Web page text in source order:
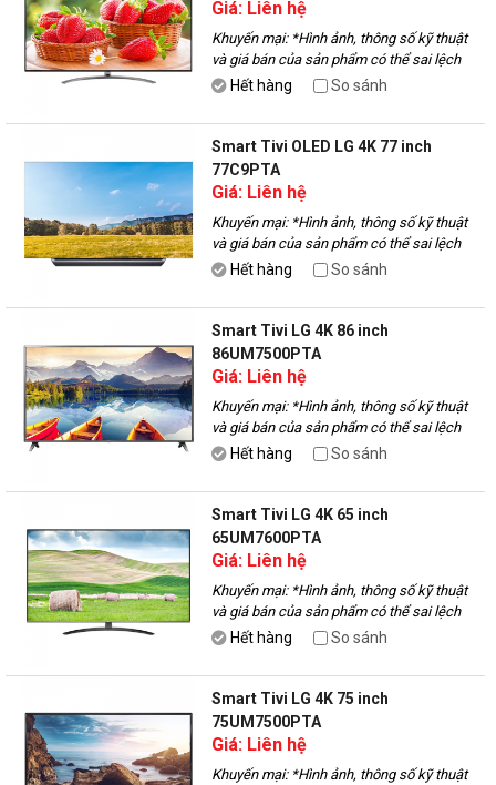
Giá: Liên hệ
Khuyến mại: *Hình ảnh, thông số kỹ thuật
và giá bán của sản phẩm có thể sai lệch
với thực tế, vui lòng liên hệ với nhân viên
Hết hàng So sánh
Smart Tivi OLED LG 4K 77 inch
77C9PTA
Giá: Liên hệ
Khuyến mại: *Hình ảnh, thông số kỹ thuật
và giá bán của sản phẩm có thể sai lệch
với thực tế, vui lòng liên hệ với nhân viên
Hết hàng So sánh
Smart Tivi LG 4K 86 inch
86UM7500PTA
Giá: Liên hệ
Khuyến mại: *Hình ảnh, thông số kỹ thuật
và giá bán của sản phẩm có thể sai lệch
với thực tế, vui lòng liên hệ với nhân viên
Hết hàng So sánh
Smart Tivi LG 4K 65 inch
65UM7600PTA
Giá: Liên hệ
Khuyến mại: *Hình ảnh, thông số kỹ thuật
và giá bán của sản phẩm có thể sai lệch
với thực tế, vui lòng liên hệ với nhân viên
Hết hàng So sánh
Smart Tivi LG 4K 75 inch
75UM7500PTA
Giá: Liên hệ
Khuyến mại: *Hình ảnh, thông số kỹ thuật